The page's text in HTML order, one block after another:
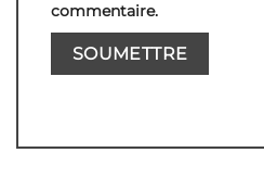
commentaire.